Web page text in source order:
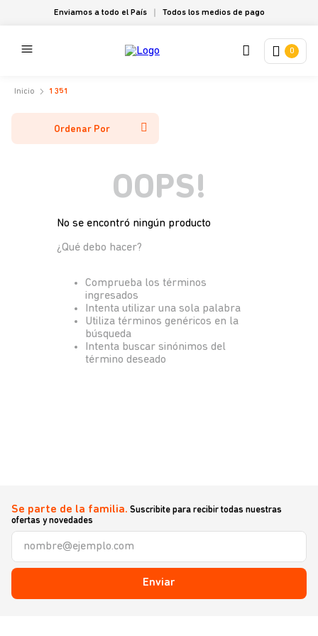
Enviamos a todo el País Todos los medios de pago
0
1351
Ordenar Por
OOPS!
No se encontró ningún producto
¿Qué debo hacer?
Comprueba los términos
ingresados
Intenta utilizar una sola palabra
Utiliza términos genéricos en la
búsqueda
Intenta buscar sinónimos del
término deseado
Se parte de la familia. Suscribite para recibir todas nuestras
ofertas y novedades
Enviar